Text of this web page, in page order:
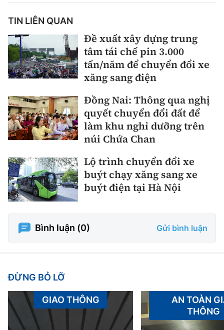
TIN LIÊN QUAN
Đề xuất xây dựng trung
tâm tái chế pin 3.000
tấn/năm để chuyển đổi xe
xăng sang điện
Đồng Nai: Thông qua nghị
quyết chuyển đổi đất để
làm khu nghỉ dưỡng trên
núi Chứa Chan
Lộ trình chuyển đổi xe
buýt chạy xăng sang xe
buýt điện tại Hà Nội
Bình luận (0) Gửi bình luận
ĐỪNG BỎ LỠ
GIAO THÔNG
AN TOÀN
THÔNG